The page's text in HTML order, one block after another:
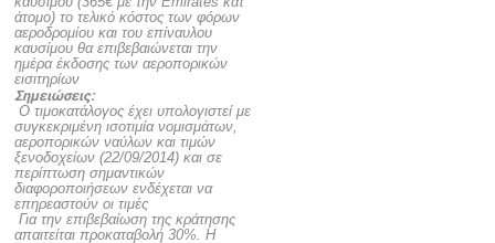
άτομο) το τελικό κόστος των φόρων
αεροδρομίου και του επίναυλου
καυσίμου θα επιβεβαιώνεται την
ημέρα έκδοσης των αεροπορικών
εισιτηρίων
Σημειώσεις:
τιμοκατάλογος έχει υπολογιστεί με
συγκεκριμένη ισοτιμία νομισμάτων,
αεροπορικών ναύλων και τιμών
ξενοδοχείων (22/09/2014) και σε
περίπτωση σημαντικών
διαφοροποιήσεων ενδέχεται να
επηρεαστούν οι τιμές
την επιβεβαίωση της κράτησης
απαιτείται προκαταβολή 30%. Η